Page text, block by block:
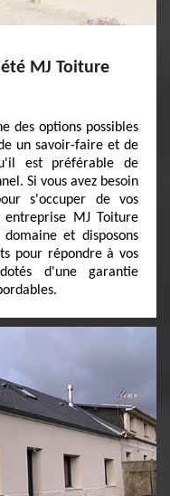
MJ Toiture
des options possibles
un savoir-faire et de
est préférable de
Si vous avez besoin
s'occuper de vos
MJ Toiture
et disposons
pour répondre à vos
d'une garantie